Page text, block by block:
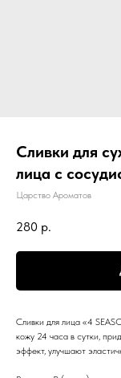
Сливки для
лица с
Царство Ароматов
280 р.
Сливки для лица «4
кожу 24 часа в сутки,
эффект, улучшают